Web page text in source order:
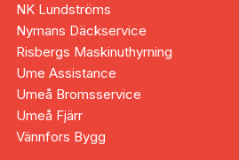
NK Lundströms
Nymans Däckservice
Risbergs Maskinuthyrning
Ume Assistance
Umeå Bromsservice
Umeå Fjärr
Vännfors Bygg